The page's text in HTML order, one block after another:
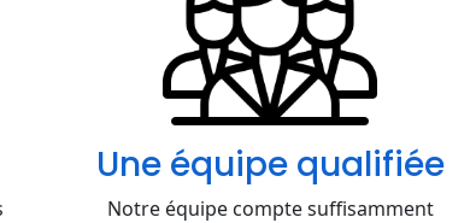
Une équipe qualifiée
Notre équipe compte suffisamment